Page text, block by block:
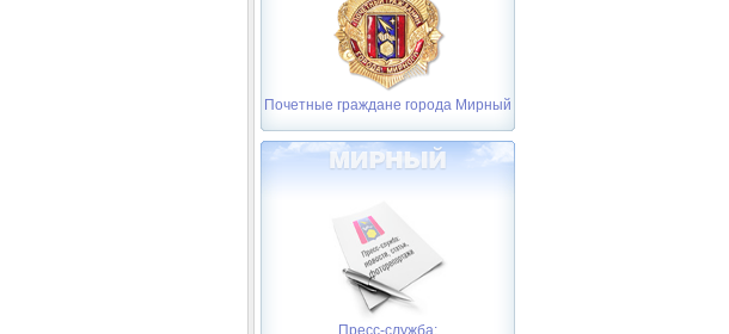
Почетные граждане города Мирный
Пресс-служба: